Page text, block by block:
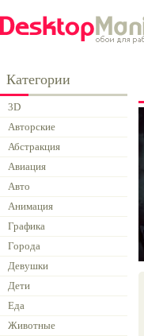
Категории
3D
Авторские
Абстракция
Авиация
Авто
Анимация
Графика
Города
Девушки
Дети
Еда
Животные